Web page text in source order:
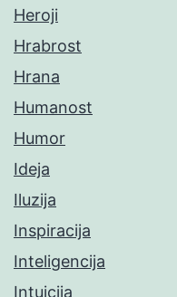
Heroji
Hrabrost
Hrana
Humanost
Humor
Ideja
Iluzija
Inspiracija
Inteligencija
Intuicija